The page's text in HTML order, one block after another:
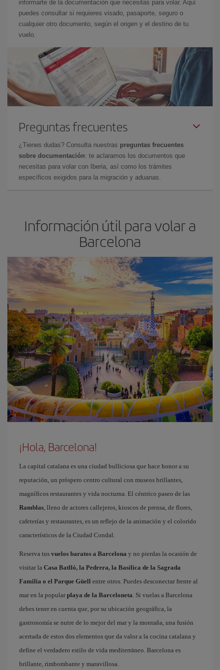
informarte de la documentación que necesitas para volar. Aquí
puedes consultar si requieres visado, pasaporte, seguro o
cualquier otro documento, según el origen y el destino de tu
vuelo.
Preguntas frecuentes
¿Tienes dudas? Consulta nuestras preguntas frecuentes
sobre documentación: te aclaramos los documentos que
necesitas para volar con Iberia, así como los trámites
específicos exigidos para la migración y aduanas.
Información útil para volar a
Barcelona
¡Hola, Barcelona!
La capital catalana es una ciudad bulliciosa que hace honor a su
reputación, un próspero centro cultural con museos brillantes,
magníficos restaurantes y vida nocturna. El céntrico paseo de las
Ramblas, lleno de actores callejeros, kioscos de prensa, de flores,
cafeterías y restaurantes, es un reflejo de la animación y el colorido
característicos de la Ciudad Condal.
Reserva tus vuelos baratos a Barcelona y no pierdas la ocasión de
visitar la Casa Batlló, la Pedrera, la Basílica de la Sagrada
Familia o el Parque Güell entre otros. Puedes desconectar frente al
mar en la popular playa de la Barceloneta. Si vuelas a Barcelona
debes tener en cuenta que, por su ubicación geográfica, la
gastronomía se nutre de lo mejor del mar y la montaña, una fusión
acertada de estos dos elementos que da valor a la cocina catalana y
define el verdadero estilo de vida mediterráneo. Barcelona es
brillante, rimbombante y maravillosa.